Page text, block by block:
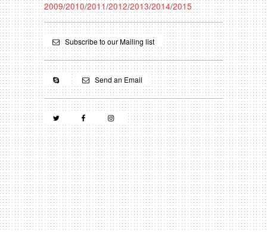
2009/2010/2011/2012/2013/2014/2015
Subscribe to our Mailing list
Send an Email